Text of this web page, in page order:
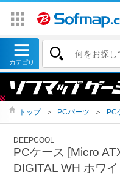
トップ ＞ PCパーツ ＞ PC
DEEPCOOL
PCケース [Micro
DIGITAL WH ホワ